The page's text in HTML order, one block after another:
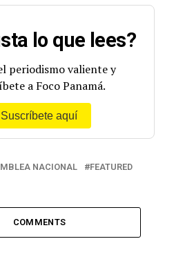
lo que lees?
periodismo valiente y
a Foco Panamá.
Suscríbete aquí
NACIONAL
FEATURED
COMMENTS